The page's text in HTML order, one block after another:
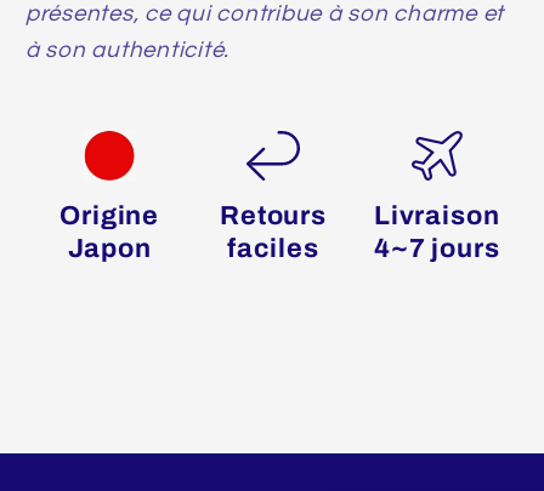
présentes, ce qui contribue à son charme et
à son authenticité.
Origine
Japon
Retours
faciles
Livraison
4~7 jours